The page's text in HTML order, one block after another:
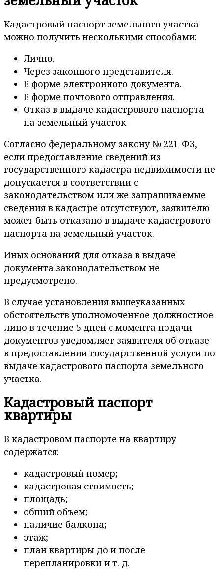
Кадастровый паспорт земельного участка
можно получить несколькими способами:
Лично.
Через законного представителя.
В форме электронного документа.
В форме почтового отправления.
Отказ в выдаче кадастрового паспорта
на земельный участок
Согласно федеральному закону № 221-ФЗ,
если предоставление сведений из
государственного кадастра недвижимости не
допускается в соответствии с
законодательством или же запрашиваемые
сведения в кадастре отсутствуют, заявителю
может быть отказано в выдаче кадастрового
паспорта на земельный участок.
Иных оснований для отказа в выдаче
документа законодательством не
предусмотрено.
В случае установления вышеуказанных
обстоятельств уполномоченное должностное
лицо в течение 5 дней с момента подачи
документов уведомляет заявителя об отказе
в предоставлении государственной услуги по
выдаче кадастрового паспорта земельного
участка.
Кадастровый паспорт
квартиры
В кадастровом паспорте на квартиру
содержатся:
кадастровый номер;
кадастровая стоимость;
площадь;
общий объем;
наличие балкона;
этаж;
план квартиры до и после
перепланировки и т. д.